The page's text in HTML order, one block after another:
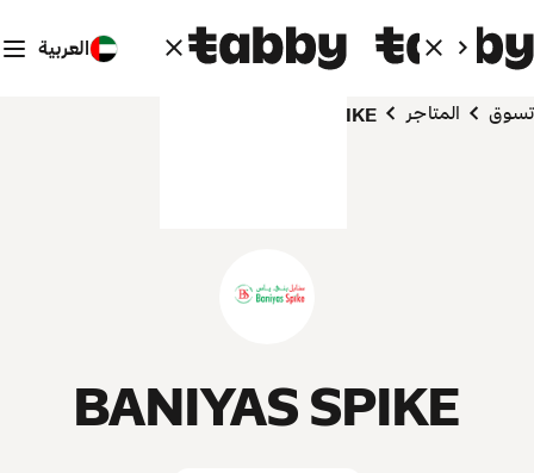
العربية
تسوق المتاجر BANIYAS SPIKE
BANIYAS SPIKE